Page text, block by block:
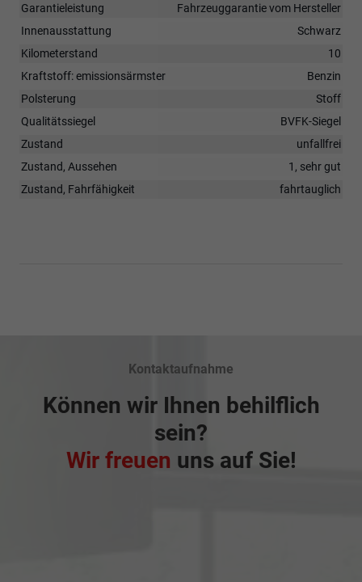
Garantieleistung
Fahrzeuggarantie vom Hersteller
Innenausstattung
Schwarz
Kilometerstand
10
Kraftstoff: emissionsärmster
Benzin
Polsterung
Stoff
Qualitätssiegel
BVFK-Siegel
Zustand
unfallfrei
Zustand, Aussehen
1, sehr gut
Zustand, Fahrfähigkeit
fahrtauglich
Kontaktaufnahme
Können wir Ihnen behilflich
sein?
Wir freuen uns auf Sie!